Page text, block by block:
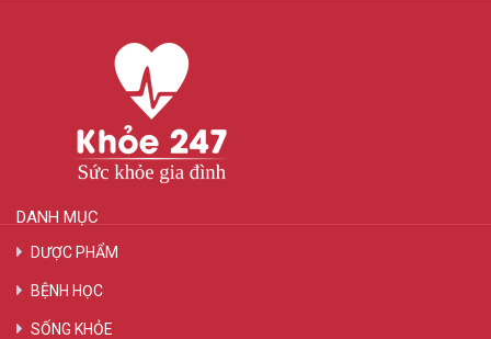
DANH MỤC
DƯỢC PHẨM
BỆNH HỌC
SỐNG KHỎE